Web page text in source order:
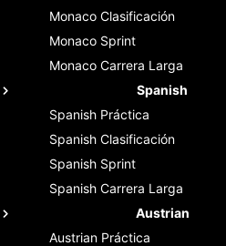
Monaco Clasificación
Monaco Sprint
Monaco Carrera Larga
Spanish
Spanish Práctica
Spanish Clasificación
Spanish Sprint
Spanish Carrera Larga
Austrian
Austrian Práctica